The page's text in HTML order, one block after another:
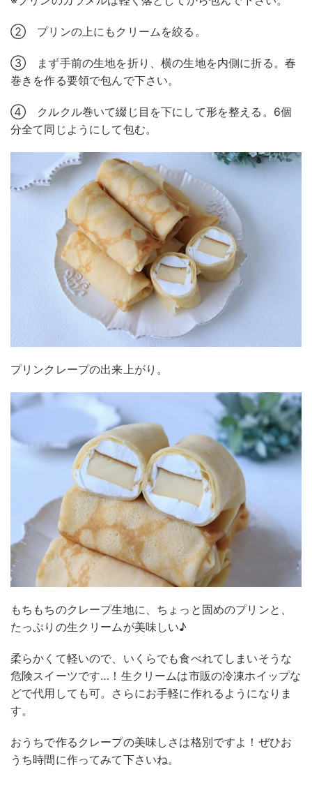
② プリンの上にもクリームを絞る。
③ まず手前の生地を折り、横の生地を内側に折る。春
巻きを作る要領で包んで下さい。
④ クルクル巻いて綴じ目を下にして形を整える。6個
分全て同じようにして包む。
プリンクレープの出来上がり。
もちもちのクレープ生地に、ちょっと固めのプリンと、
たっぷりの生クリームが美味しい♪
柔らかくて軽いので、いくらでも食べれてしまいそうな
危険スイーツです…！生クリームは市販の冷凍ホイップな
どで代用しても可。さらにお手軽に作れるようになりま
す。
おうちで作るクレープの美味しさは格別ですよ！ぜひお
うち時間に作ってみて下さいね。